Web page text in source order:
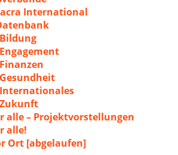
International
alle – Projektvorstellungen
alle!
Ort [abgelaufen]